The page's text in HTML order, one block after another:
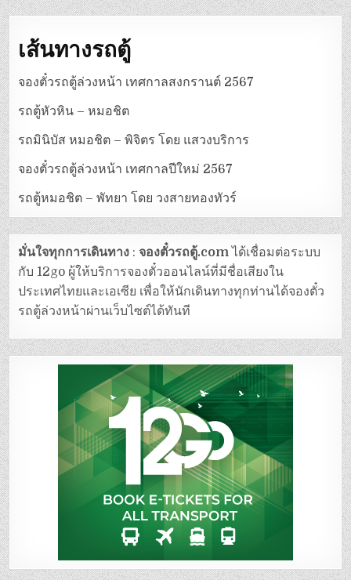
เส้นทางรถตู้
จองตั๋วรถตู้ล่วงหน้า เทศกาลสงกรานต์ 2567
รถตู้หัวหิน – หมอชิต
รถมินิบัส หมอชิต – พิจิตร โดย แสวงบริการ
จองตั๋วรถตู้ล่วงหน้า เทศกาลปีใหม่ 2567
รถตู้หมอชิต – พัทยา โดย วงสายทองทัวร์
มั่นใจทุกการเดินทาง :จองตั๋วรถตู้.comได้เชื่อมต่อระบบ
กับ 12go ผู้ให้บริการจองตั๋วออนไลน์ที่มีชื่อเสียงใน
ประเทศไทยและเอเซีย เพื่อให้นักเดินทางทุกท่านได้จองตั๋ว
รถตู้ล่วงหน้าผ่านเว็บไซต์ได้ทันที